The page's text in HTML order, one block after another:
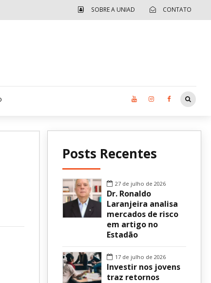
SOBRE A UNIAD CONTATO
Independência Jovem – FOLIA
Revista UNIAD
Posts Recentes
27 de julho de 2026
Dr. Ronaldo
Laranjeira analisa
mercados de risco
em artigo no
Estadão
17 de julho de 2026
Investir nos jovens
traz retornos